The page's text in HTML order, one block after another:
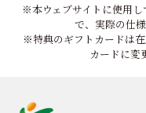
※本ウェブサイトに使用
で、実際の仕
※特典のギフトカードは
カードに変